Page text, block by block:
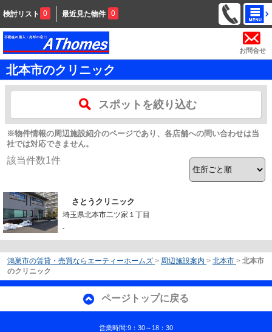
検討リスト 0 最近見た物件 0
お問合せ
北本市のクリニック
スポットを絞り込む
※物件情報の周辺施設紹介のページであり、各店舗への問い合わせは当
社では対応できません。
該当件数1件
さとうクリニック
埼玉県北本市二ツ家１丁目
-
鴻巣市の賃貸・売買ならエーティーホームズ > 周辺施設案内 > 北本市 > 北本市
のクリニック
ページトップに戻る
営業時間:9：30～18：30